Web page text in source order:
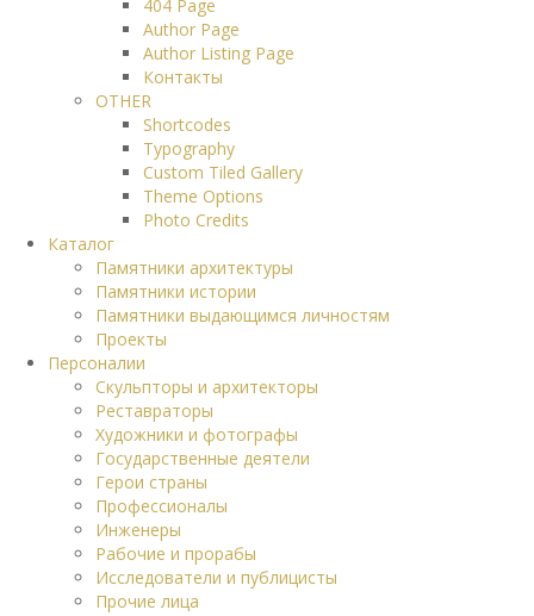
404 Page
Author Page
Author Listing Page
Контакты
OTHER
Shortcodes
Typography
Custom Tiled Gallery
Theme Options
Photo Credits
Каталог
Памятники архитектуры
Памятники истории
Памятники выдающимся личностям
Проекты
Персоналии
Скульпторы и архитекторы
Реставраторы
Художники и фотографы
Государственные деятели
Герои страны
Профессионалы
Инженеры
Рабочие и прорабы
Исследователи и публицисты
Прочие лица